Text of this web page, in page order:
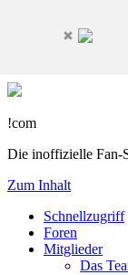
!com
Die inoffizielle Fan-
Zum Inhalt
Schnellzugriff
Foren
Mitglieder
Das